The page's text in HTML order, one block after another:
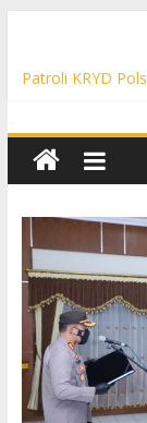
Patroli KRYD
Permukiman,
Patroli Cegah
Patroli Blue Light
Polisi Ajak
Patroli Blue Light
Cegah Kejahatan